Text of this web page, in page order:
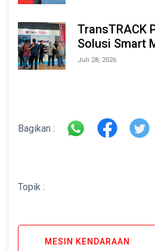
TransTRACK
Solusi Smart
Monitoring
Juli 28, 2026
Bagikan :
Topik :
MESIN KENDARAAN